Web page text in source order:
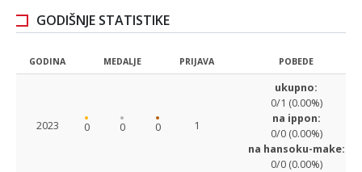
GODIŠNJE STATISTIKE
GODINA MEDALJE PRIJAVA POBEDE
2023 0 0 0 1
ukupno:
0/1 (0.00%)
na ippon:
0/0 (0.00%)
na hansoku-make:
0/0 (0.00%)